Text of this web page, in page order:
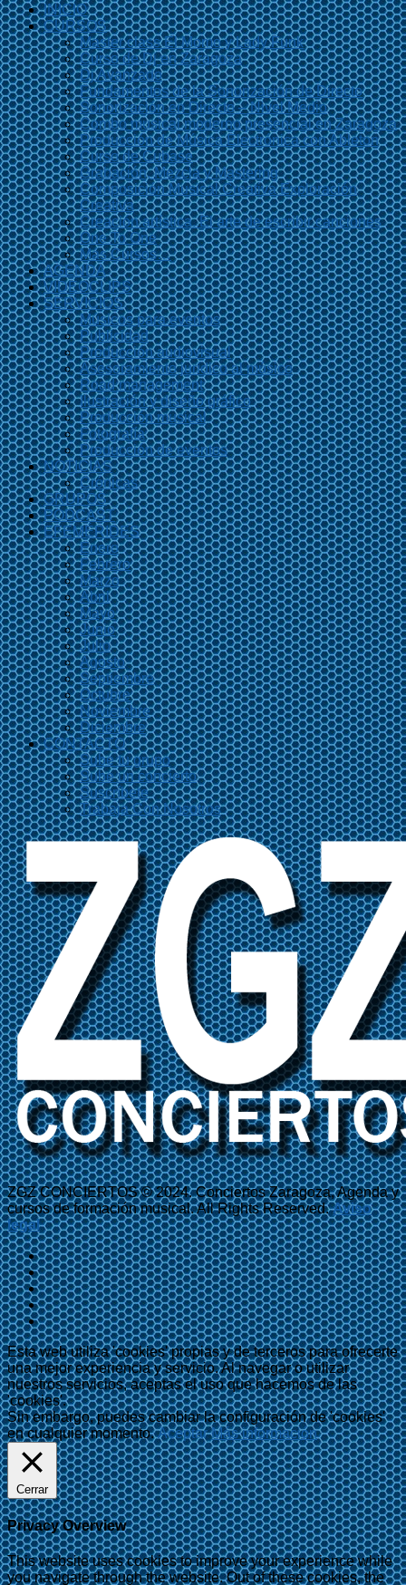
INICIO
CURSOS
Master class El Momo y Lady Funk
Curso de Dj en Zaragoza
Dj Avanzado
Fundamentos de la Sonorización de Directo
Sonorización en Directo – Nivel Medio
Combo musical moderno presencial en Zaragoza
Producción de Música Electrónica con Ableton
Curso de Cubase
Grabación, Mezcla y Mastering
Composición Musical Creativa Exploración
Creativa
Creación artística. El arte de escribir canciones
One To One
Más Cursos…
AGENDA
VIDEOCLIPS
SERVICIOS
Músicos para eventos
Publicidad
Producción audiovisual
Asesoramiento jurídico al músico
Road management
Ilustración y diseño gráfico
Producción musical
Fotografía
Producción de eventos
NOTICIAS
Crónicas
GRUPOS
PODCAST
EFEMÉRIDES
Enero
Febrero
Marzo
Abril
Mayo
Junio
Julio
Agosto
Septiembre
Octubre
Noviembre
Diciembre
CONTACTO
Sube tu grupo
Sube un concierto
Suscríbete
Trabaja Con Nosotros
ZGZ CONCIERTOS © 2024. Conciertos Zaragoza, Agenda y
cursos de formación musical. All Rights Reserved.Aviso
legal
Esta web utiliza 'cookies' propias y de terceros para ofrecerte
una mejor experiencia y servicio. Al navegar o utilizar
nuestros servicios, aceptas el uso que hacemos de las
'cookies'.
Sin embargo, puedes cambiar la configuración de 'cookies'
en cualquier momento.Aceptar Más información
Cerrar
Privacy Overview
This website uses cookies to improve your experience while
you navigate through the website. Out of these cookies, the